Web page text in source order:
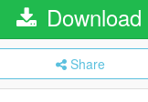
Download
Share